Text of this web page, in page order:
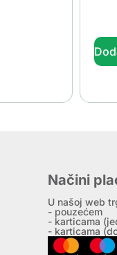
Načini
U našoj web
- pouzećem
- karticama
- karticama